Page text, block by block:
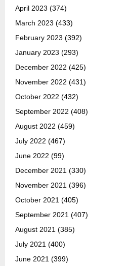
April 2023 (374)
March 2023 (433)
February 2023 (392)
January 2023 (293)
December 2022 (425)
November 2022 (431)
October 2022 (432)
September 2022 (408)
August 2022 (459)
July 2022 (467)
June 2022 (99)
December 2021 (330)
November 2021 (396)
October 2021 (405)
September 2021 (407)
August 2021 (385)
July 2021 (400)
June 2021 (399)